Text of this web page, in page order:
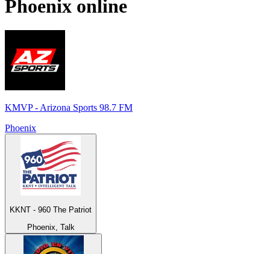
Phoenix online
KMVP - Arizona Sports 98.7 FM
Phoenix
KKNT - 960 The Patriot
Phoenix, Talk